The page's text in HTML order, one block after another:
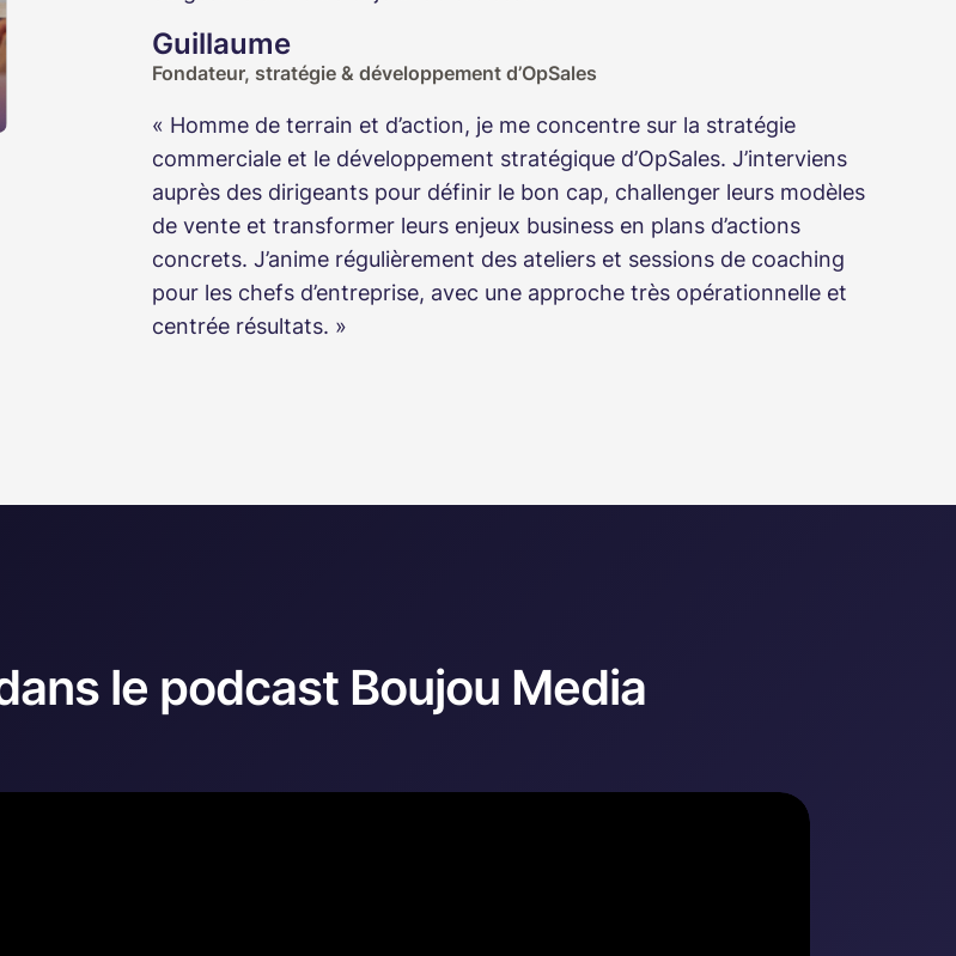
Guillaume
Fondateur, stratégie & développement d’OpSales
« Homme de terrain et d’action, je me concentre sur la stratégie
commerciale et le développement stratégique d’OpSales. J’interviens
auprès des dirigeants pour définir le bon cap, challenger leurs modèles
de vente et transformer leurs enjeux business en plans d’actions
concrets. J’anime régulièrement des ateliers et sessions de coaching
pour les chefs d’entreprise, avec une approche très opérationnelle et
centrée résultats. »
le podcast Boujou Media